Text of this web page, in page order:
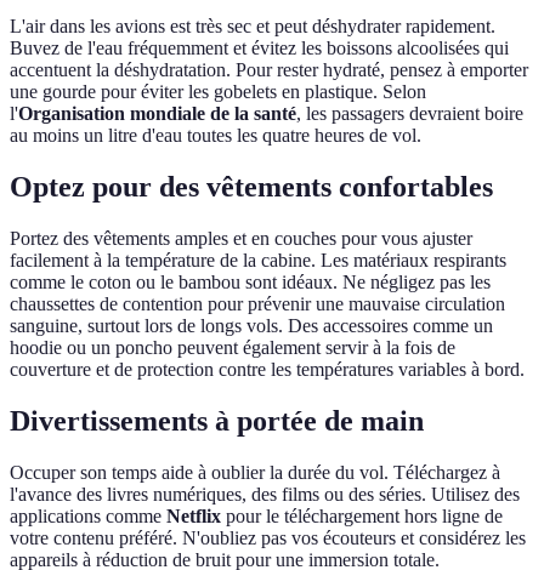
L'air dans les avions est très sec et peut déshydrater rapidement.
Buvez de l'eau fréquemment et évitez les boissons alcoolisées qui
accentuent la déshydratation. Pour rester hydraté, pensez à emporter
une gourde pour éviter les gobelets en plastique. Selon
l'Organisation mondiale de la santé, les passagers devraient boire
au moins un litre d'eau toutes les quatre heures de vol.
Optez pour des vêtements confortables
Portez des vêtements amples et en couches pour vous ajuster
facilement à la température de la cabine. Les matériaux respirants
comme le coton ou le bambou sont idéaux. Ne négligez pas les
chaussettes de contention pour prévenir une mauvaise circulation
sanguine, surtout lors de longs vols. Des accessoires comme un
hoodie ou un poncho peuvent également servir à la fois de
couverture et de protection contre les températures variables à bord.
Divertissements à portée de main
Occuper son temps aide à oublier la durée du vol. Téléchargez à
l'avance des livres numériques, des films ou des séries. Utilisez des
applications comme Netflix pour le téléchargement hors ligne de
votre contenu préféré. N'oubliez pas vos écouteurs et considérez les
appareils à réduction de bruit pour une immersion totale.